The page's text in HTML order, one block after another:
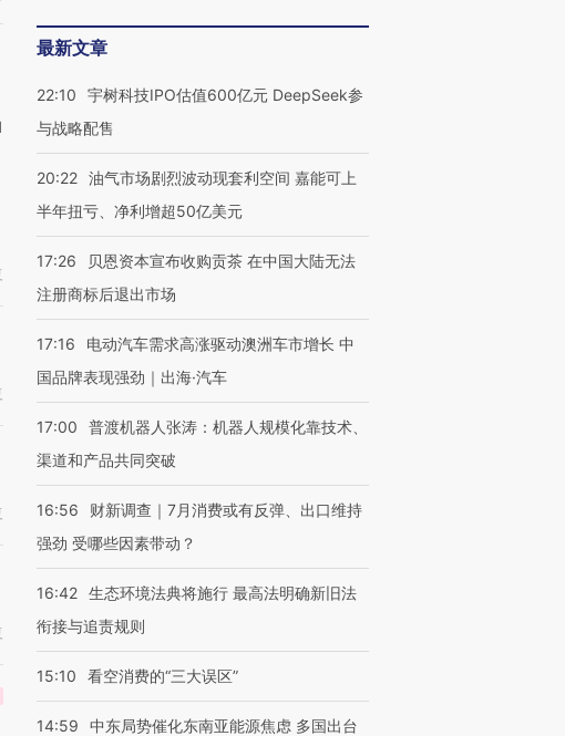
最新文章
22:10
宇树科技IPO估值600亿元 DeepSeek参
与战略配售
20:22 油气市场剧烈波动现套利空间 嘉能可上
半年扭亏、净利增超50亿美元
17:26
贝恩资本宣布收购贡茶 在中国大陆无法
注册商标后退出市场
17:16
电动汽车需求高涨驱动澳洲车市增长 中
国品牌表现强劲｜出海·汽车
17:00
普渡机器人张涛：机器人规模化靠技术、
渠道和产品共同突破
16:56
财新调查｜7月消费或有反弹、出口维持
强劲 受哪些因素带动？
16:42 生态环境法典将施行 最高法明确新旧法
衔接与追责规则
15:10 看空消费的“三大误区”
14:59
中东局势催化东南亚能源焦虑 多国出台